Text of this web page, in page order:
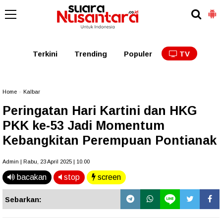
Kalbar Kalteng
Terkini Trending Populer TV
Home Kalbar
Peringatan Hari Kartini dan HKG
PKK ke-53 Jadi Momentum
Kebangkitan Perempuan Pontianak
Admin | Rabu, 23 April 2025 | 10.00
bacakan stop screen
Sebarkan: